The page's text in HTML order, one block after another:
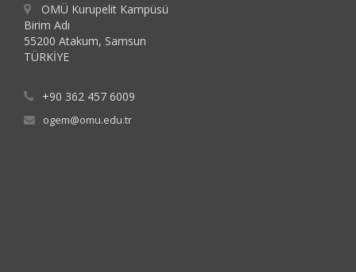
OMÜ Kurupelit Kampüsü
Birim Adı
55200 Atakum, Samsun
TÜRKİYE
+90 362 457 6009
ogem@omu.edu.tr